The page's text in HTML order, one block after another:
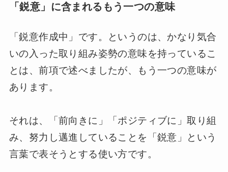
「鋭意」に含まれるもう一つの意味
「鋭意作成中」です。というのは、かなり気合
いの入った取り組み姿勢の意味を持っているこ
とは、前項で述べましたが、もう一つの意味が
あります。
それは、「前向きに」「ポジティブに」取り組
み、努力し邁進していることを「鋭意」という
言葉で表そうとする使い方です。